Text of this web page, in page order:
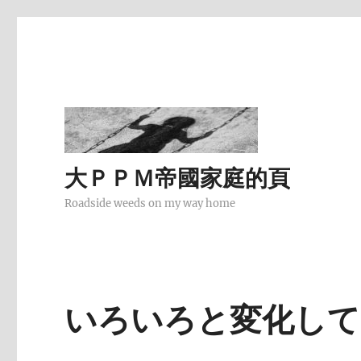
大ＰＰＭ帝國家庭的頁
Roadside weeds on my way home
いろいろと変化し